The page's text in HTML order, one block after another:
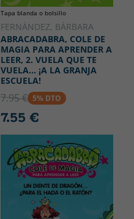
Tapa blanda o bolsillo
FERNÁNDEZ, BÁRBARA
ABRACADABRA, COLE DE
MAGIA PARA APRENDER A
LEER, 2. VUELA QUE TE
VUELA... ¡A LA GRANJA
ESCUELA!
7.95 € 5% DTO
7.55 €